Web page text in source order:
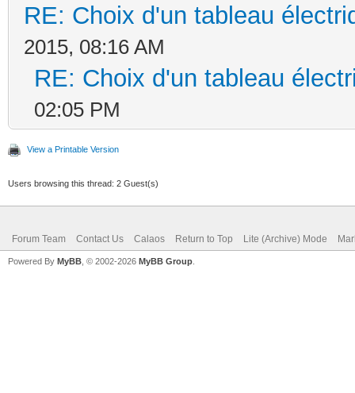
RE: Choix d'un tableau
2015, 08:16 AM
RE: Choix d'un tableau
02:05 PM
View a Printable Version
Users browsing this thread: 2 Guest(s)
Forum Team Contact Us Calaos Return to Top Lite (Archive) Mode
Powered By MyBB , © 2002-2026 MyBB Group